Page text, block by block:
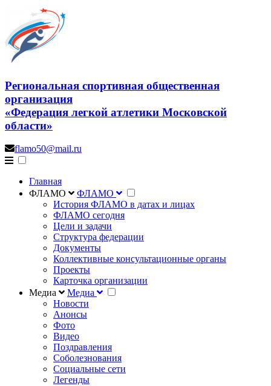
Региональная спортивная общественная
организация
«Федерация легкой атлетики Московской
области»
flamo50@mail.ru
Главная
ФЛАМО
ФЛАМО
История ФЛАМО в датах и лицах
ФЛАМО сегодня
Цели и задачи
Структура федерации
Документы
Коллективные консультационные органы
Проекты
Карточка организации
Медиа
Медиа
Новости
Анонсы
Фото
Видео
Поздравления
Соболезнования
Социальные сети
Легенды